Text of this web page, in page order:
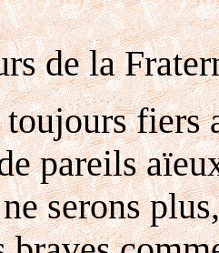
de la
fiers
pareils
serons